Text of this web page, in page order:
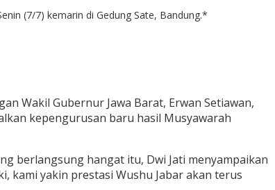
(7/7) kemarin di Gedung Sate, Bandung.*
Wakil Gubernur Jawa Barat, Erwan Setiawan,
kepengurusan baru hasil Musyawarah
berlangsung hangat itu, Dwi Jati menyampaikan
kami yakin prestasi Wushu Jabar akan terus